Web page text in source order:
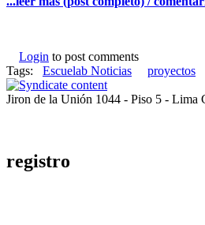
Login to post comments
Tags:
Escuelab Noticias proyectos
Jiron de la Unión 1044 - Piso 5 - Lima
registro